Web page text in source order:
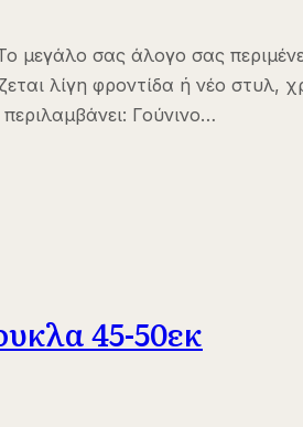
σας άλογο σας
λίγη φροντίδα ή νέο
Γούνινο…
45-50εκ